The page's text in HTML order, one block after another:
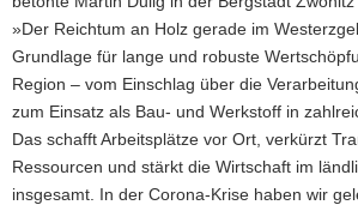
»Der Reichtum an Holz gerade im
Grundlage für lange und robuste
Region – vom Einschlag über die
zum Einsatz als Bau- und Werkstoff in
Das schafft Arbeitsplätze vor Ort, verkürzt
Ressourcen und stärkt die Wirtschaft im
insgesamt. In der Corona-Krise haben wir